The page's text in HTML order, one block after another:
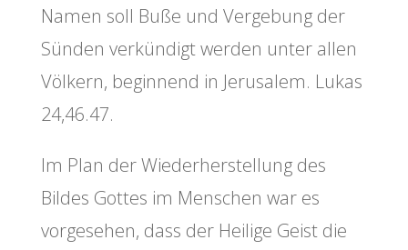
Namen soll Buße und Vergebung der
Sünden verkündigt werden unter allen
Völkern, beginnend in Jerusalem. Lukas
24,46.47.
Im Plan der Wiederherstellung des
Bildes Gottes im Menschen war es
vorgesehen, dass der Heilige Geist die